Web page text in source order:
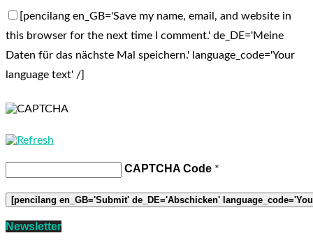
[pencilang en_GB='Save my name, email, and website in
this browser for the next time I comment.' de_DE='Meine
Daten für das nächste Mal speichern.' language_code='Your
language text' /]
CAPTCHA Code *
Newsletter